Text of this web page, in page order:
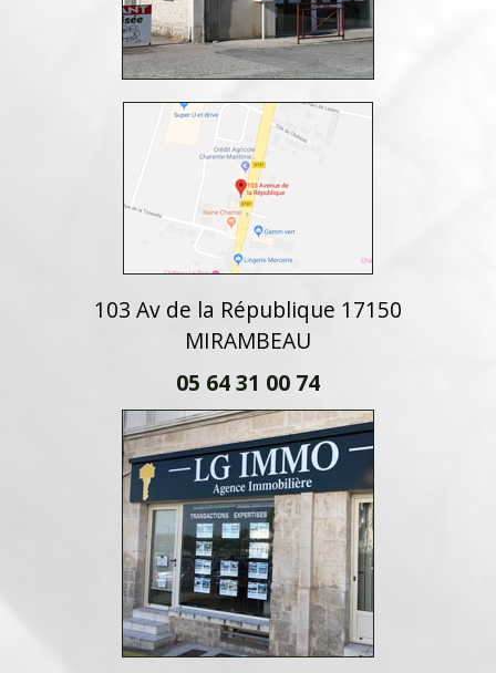
103 Av de la République 17150
MIRAMBEAU
05 64 31 00 74